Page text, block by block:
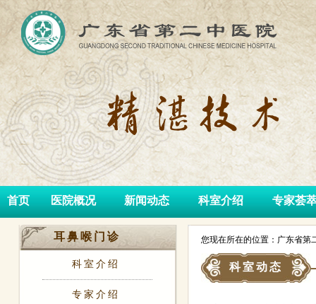
首页 医院概况 新闻动态 科室介绍 专家荟
耳鼻喉门诊
科室介绍
专家介绍
您现在所在的位置：广东省第
科室动态